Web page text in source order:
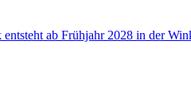
ab Frühjahr 2028 in der